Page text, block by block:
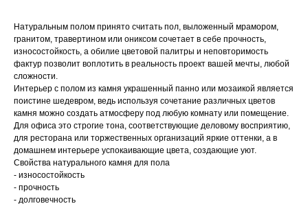
Казахстан, Алматы, ул Султана Бейбарыса,
32
Натуральным полом принято считать пол, выложенный мрамором,
гранитом, травертином или ониксом сочетает в себе прочность,
износостойкость, а обилие цветовой палитры и неповторимость
фактур позволит воплотить в реальность проект вашей мечты, любой
сложности.
Интерьер с полом из камня украшенный панно или мозаикой является
поистине шедевром, ведь используя сочетание различных цветов
камня можно создать атмосферу под любую комнату или помещение.
Для офиса это строгие тона, соответствующие деловому восприятию,
для ресторана или торжественных организаций яркие оттенки, а в
домашнем интерьере успокаивающие цвета, создающие уют.
Свойства натурального камня для пола
- износостойкость
- прочность
- долговечность